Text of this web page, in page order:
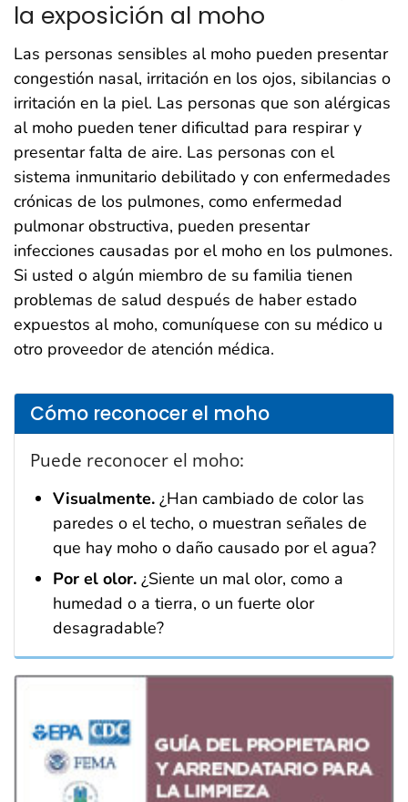
la exposición al moho
Las personas sensibles al moho pueden presentar
congestión nasal, irritación en los ojos, sibilancias o
irritación en la piel. Las personas que son alérgicas
al moho pueden tener dificultad para respirar y
presentar falta de aire. Las personas con el
sistema inmunitario debilitado y con enfermedades
crónicas de los pulmones, como enfermedad
pulmonar obstructiva, pueden presentar
infecciones causadas por el moho en los pulmones.
Si usted o algún miembro de su familia tienen
problemas de salud después de haber estado
expuestos al moho, comuníquese con su médico u
otro proveedor de atención médica.
Cómo reconocer el moho
Puede reconocer el moho:
Visualmente. ¿Han cambiado de color las
paredes o el techo, o muestran señales de
que hay moho o daño causado por el agua?
Por el olor. ¿Siente un mal olor, como a
humedad o a tierra, o un fuerte olor
desagradable?